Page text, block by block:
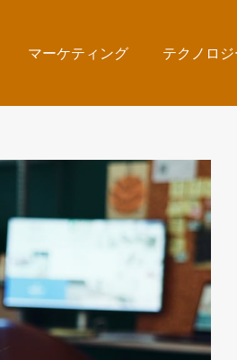
マーケティング テクノロジ